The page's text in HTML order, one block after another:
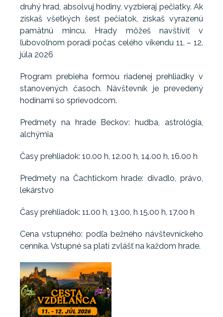
druhý hrad, absolvuj hodiny, vyzbieraj pečiatky. Ak
získaš všetkých šesť pečiatok, získaš vyrazenú
pamätnú mincu. Hrady môžeš navštíviť v
ľubovoľnom poradí počas celého víkendu 11. – 12.
júla 2026
Program prebieha formou riadenej prehliadky v
stanovených časoch. Návštevník je prevedený
hodinami so sprievodcom.
Predmety na hrade Beckov: hudba, astrológia,
alchýmia
Časy prehliadok: 10.00 h, 12.00 h, 14.00 h, 16.00 h
Predmety na Čachtickom hrade: divadlo, právo,
lekárstvo
Časy prehliadok: 11.00 h, 13.00, h 15.00 h, 17.00 h
Cena vstupného: podľa bežného návštevníckeho
cenníka. Vstupné sa platí zvlášť na každom hrade.